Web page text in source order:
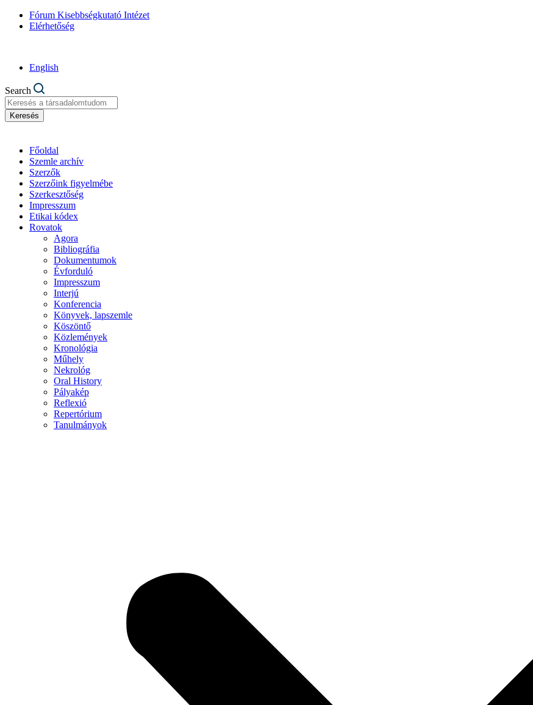
Fórum Kisebbségkutató Intézet
Elérhetőség
English
Search
Keresés
Főoldal
Szemle archív
Szerzők
Szerzőink figyelmébe
Szerkesztőség
Impresszum
Etikai kódex
Rovatok
Agora
Bibliográfia
Dokumentumok
Évforduló
Impresszum
Interjú
Konferencia
Könyvek, lapszemle
Köszöntő
Közlemények
Kronológia
Műhely
Nekrológ
Oral History
Pályakép
Reflexió
Repertórium
Tanulmányok